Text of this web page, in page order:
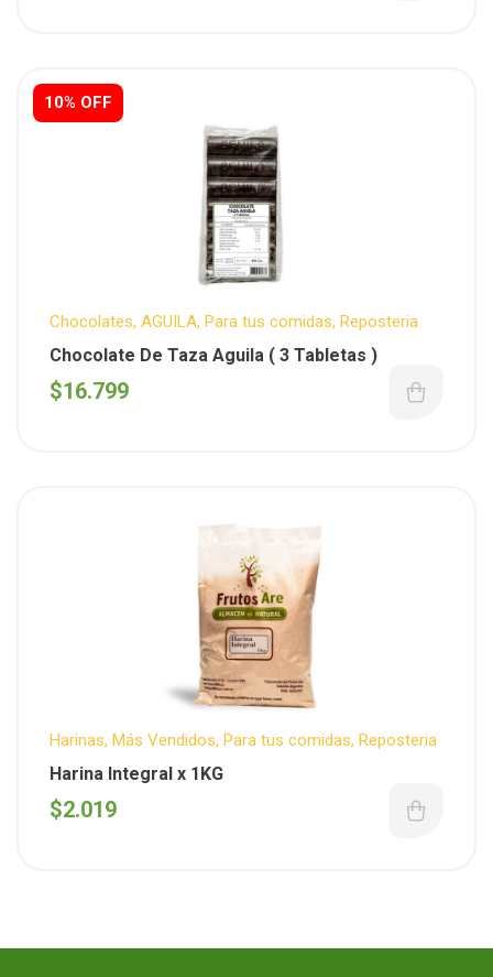
10% OFF
Chocolates, AGUILA, Para tus comidas, Reposteria
Chocolate De Taza Aguila ( 3 Tabletas )
$16.799
Harinas, Más Vendidos, Para tus comidas, Reposteria
Harina Integral x 1KG
$2.019